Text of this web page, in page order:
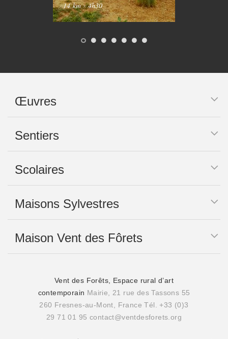
14 km·4h30
Œuvres
Sentiers
Scolaires
Maisons Sylvestres
Maison Vent des Fôrets
Vent des Forêts, Espace rural d’art
contemporain Mairie, 21 rue des Tassons 55
260 Fresnes-au-Mont, France Tél. +33 (0)3
29 71 01 95 contact@ventdesforets.org